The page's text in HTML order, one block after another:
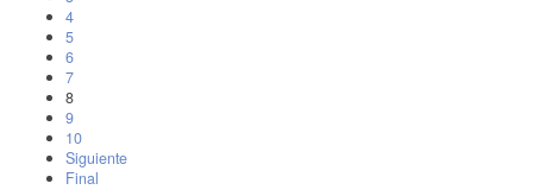
4
5
6
7
8
9
10
Siguiente
Final